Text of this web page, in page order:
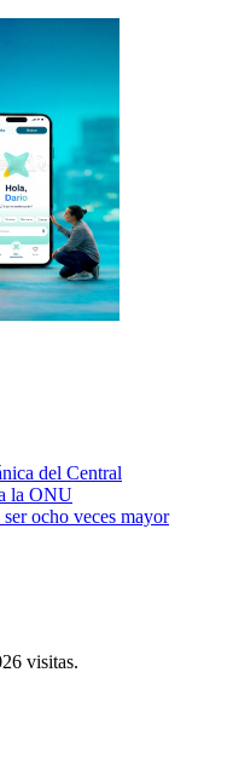
del Central
la ONU
ocho veces mayor
visitas.